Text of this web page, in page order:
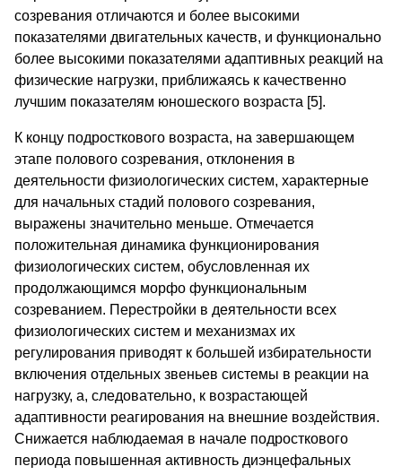
созревания отличаются и более высокими
показателями двигательных качеств, и функционально
более высокими показателями адаптивных реакций на
физические нагрузки, приближаясь к качественно
лучшим показателям юношеского возраста [5].
К концу подросткового возраста, на завершающем
этапе полового созревания, отклонения в
деятельности физиологических систем, характерные
для начальных стадий полового созревания,
выражены значительно меньше. Отмечается
положительная динамика функционирования
физиологических систем, обусловленная их
продолжающимся морфо функциональным
созреванием. Перестройки в деятельности всех
физиологических систем и механизмах их
регулирования приводят к большей избирательности
включения отдельных звеньев системы в реакции на
нагрузку, а, следовательно, к возрастающей
адаптивности реагирования на внешние воздействия.
Снижается наблюдаемая в начале подросткового
периода повышенная активность диэнцефальных